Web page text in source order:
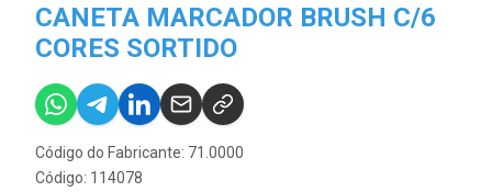
CANETA MARCADOR BRUSH C/6
CORES SORTIDO
Código do Fabricante: 71.0000
Código: 114078